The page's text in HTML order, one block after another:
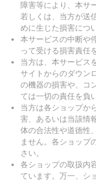
障害等により、本サ
若しくは、当方が送
めに生じた損害につ
本サービスの中断や
って受ける損害責任
当方は、本サービス
サイトからのダウン
の機器の損害や、コ
ては一切の責任を負
当方は各ショップか
害、あるいは当該情
体の合法性や道徳性
ません。各ショップ
さい。
各ショップの取扱内
ています。万一、シ